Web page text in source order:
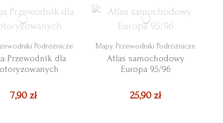
Podróżnicze
Przewodnik dla
7,90 zł
Mapy Przewodniki Podróżnicze
Atlas samochodowy
Europa 95/96
25,90 zł